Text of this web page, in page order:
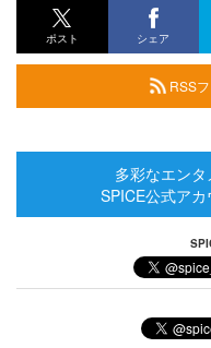
ポスト シェア
RSSフ
多彩なエン
SPICE公式アカ